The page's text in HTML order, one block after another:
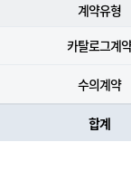
계약유형
카탈로그계약
수의계약
합계